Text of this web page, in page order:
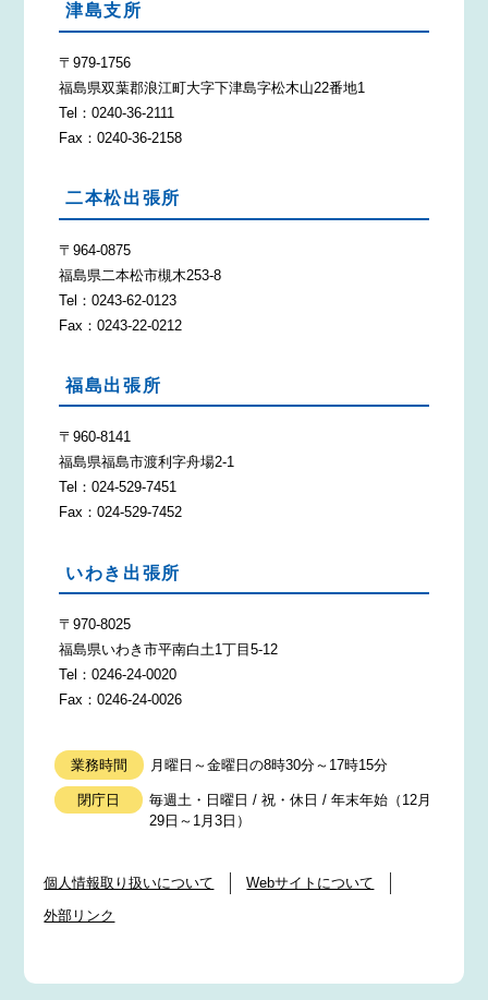
津島支所
〒979-1756
福島県双葉郡浪江町大字下津島字松木山22番地1
Tel：0240-36-2111
Fax：0240-36-2158
二本松出張所
〒964-0875
福島県二本松市槻木253-8
Tel：0243-62-0123
Fax：0243-22-0212
福島出張所
〒960-8141
福島県福島市渡利字舟場2-1
Tel：024-529-7451
Fax：024-529-7452
いわき出張所
〒970-8025
福島県いわき市平南白土1丁目5-12
Tel：0246-24-0020
Fax：0246-24-0026
業務時間 月曜日～金曜日の8時30分～17時15分
閉庁日
毎週土・日曜日 / 祝・休日 / 年末年始（12月
29日～1月3日）
個人情報取り扱いについて
Webサイトについて
外部リンク